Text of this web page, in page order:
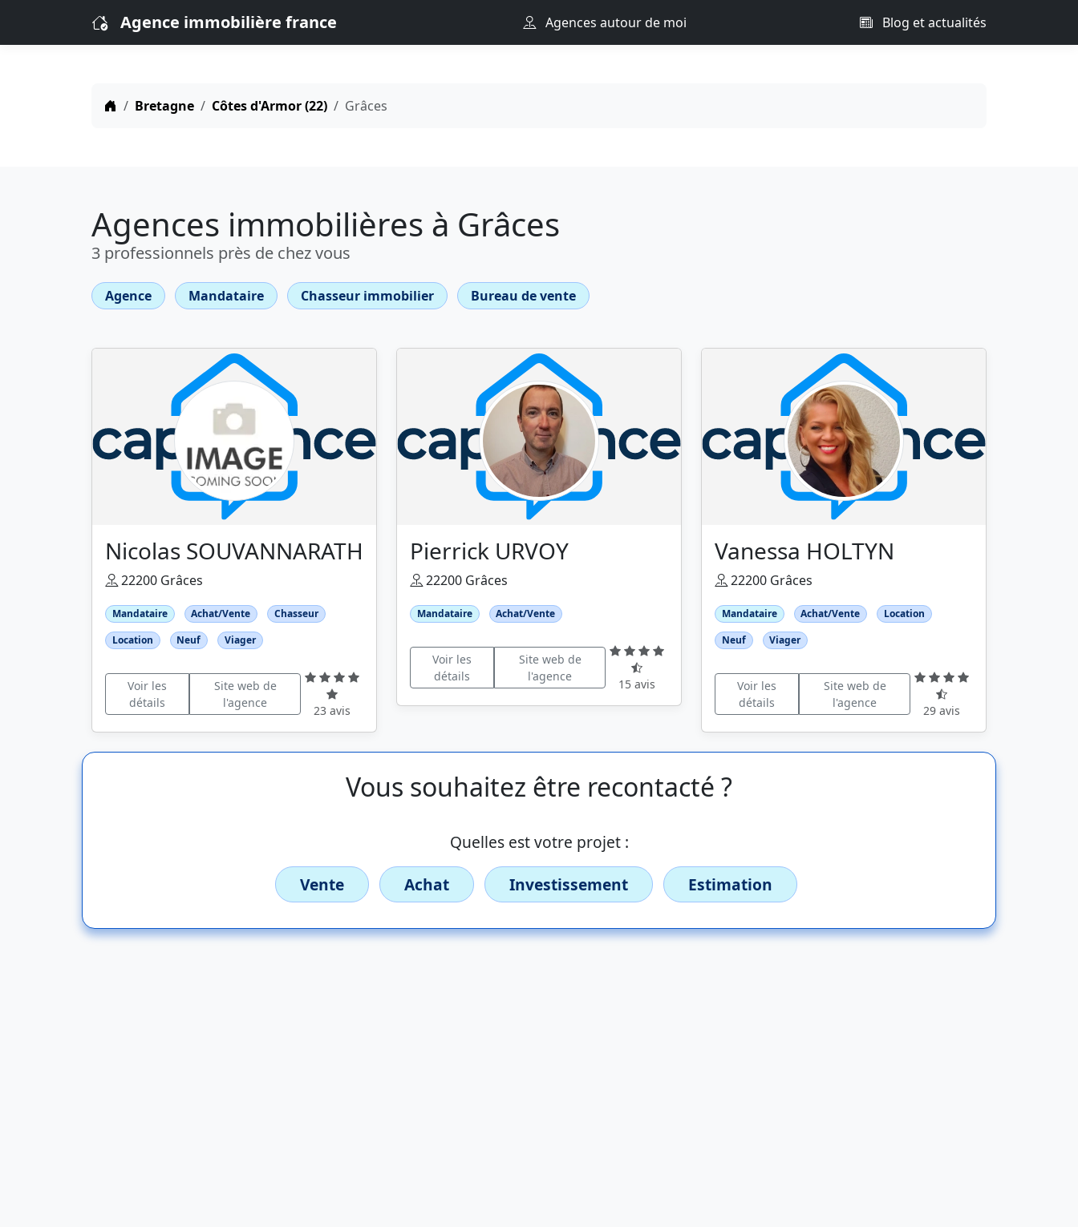
Agence immobilière france Agences autour de moi Blog et actualités
Bretagne Côtes d'Armor (22) Grâces
Agences immobilières à Grâces
3 professionnels près de chez vous
Agence Mandataire Chasseur immobilier Bureau de vente
Nicolas SOUVANNARATH
22200 Grâces
Mandataire Achat/Vente
Chasseur
Location
Neuf Viager
Voir les
détails
Site web de
l'agence
23 avis
Pierrick URVOY
22200 Grâces
Mandataire Achat/Vente
Voir les
détails
Site web de
l'agence
15 avis
Vanessa HOLTYN
22200 Grâces
Mandataire Achat/Vente
Location
Neuf
Viager
Voir les
détails
Site web de
l'agence
29 avis
Vous souhaitez être recontacté ?
Quelles est votre projet :
Vente
Achat Investissement Estimation